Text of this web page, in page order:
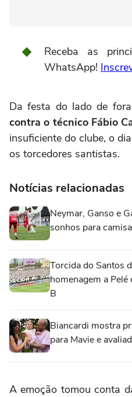
Receba as
WhatsApp!
Da festa do lado de
contra o técnico Fábio
insuficiente do clube, o
os torcedores santistas.
Notícias relacionadas
Neymar, Ganso e
sonhos para
Torcida do Santos
homenagem a
B
Biancardi mostra
para Mavie e
A emoção tomou conta